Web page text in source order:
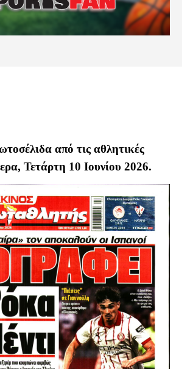
από τις αθλητικές
Τετάρτη 10 Ιουνίου 2026.